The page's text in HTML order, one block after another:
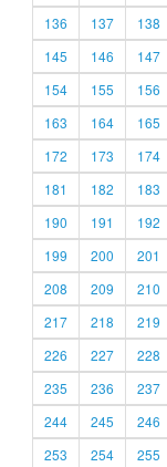
136
137 138
145
146 147
154
155 156
163
164 165
172
173 174
181
182 183
190
191 192
199
200 201
208
209 210
217
218 219
226
227 228
235
236 237
244
245 246
253
254 255